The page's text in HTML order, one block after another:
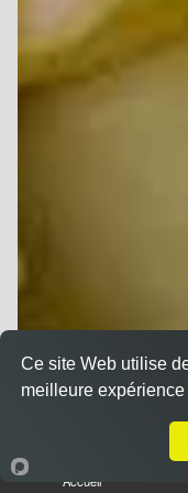
Accueil
Ce site Web utilise
meilleure